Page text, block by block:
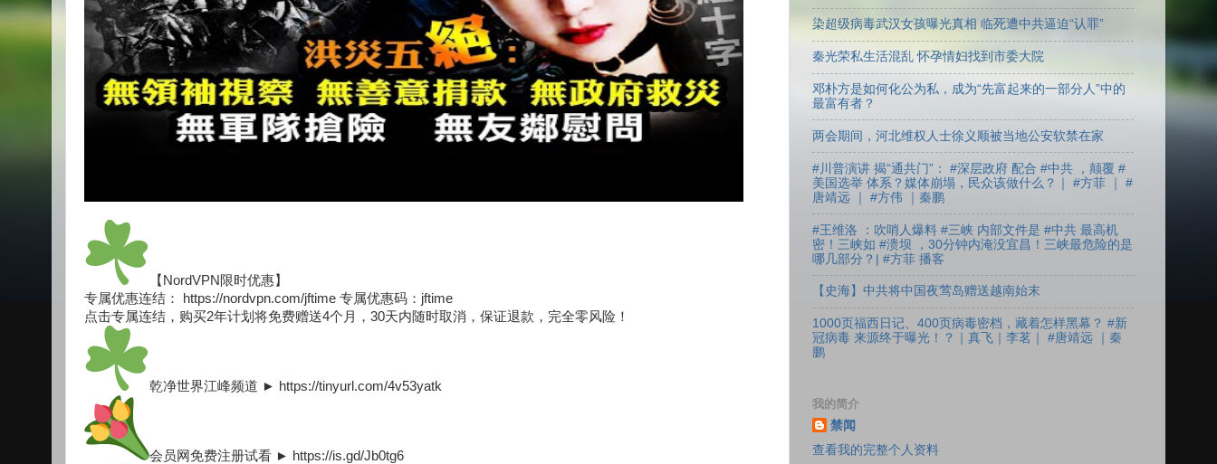
【NordVPN限时优惠】
专属优惠连结： https://nordvpn.com/jftime 专属优惠码：jftime
点击专属连结，购买2年计划将免费赠送4个月，30天内随时取消，保证退款，完全零风险！
乾净世界江峰频道 ► https://tinyurl.com/4v53yatk
会员网免费注册试看 ► https://is.gd/Jb0tg6
染超级病毒武汉女孩曝光真相 临死遭中共逼迫“认罪”
秦光荣私生活混乱 怀孕情妇找到市委大院
邓朴方是如何化公为私，成为“先富起来的一部分人”中的
最富有者？
两会期间，河北维权人士徐义顺被当地公安软禁在家
#川普演讲 揭“通共门”： #深层政府 配合 #中共 ，颠覆 #
美国选举 体系？媒体崩塌，民众该做什么？｜ #方菲 ｜ #
唐靖远 ｜ #方伟 ｜秦鹏
#王维洛 ：吹哨人爆料 #三峡 内部文件是 #中共 最高机
密！三峡如 #溃坝 ，30分钟内淹没宜昌！三峡最危险的是
哪几部分？| #方菲 播客
【史海】中共将中国夜莺岛赠送越南始末
1000页福西日记、400页病毒密档，藏着怎样黑幕？ #新
冠病毒 来源终于曝光！？｜真飞｜李茗｜ #唐靖远 ｜秦
鹏
我的简介
禁闻
查看我的完整个人资料